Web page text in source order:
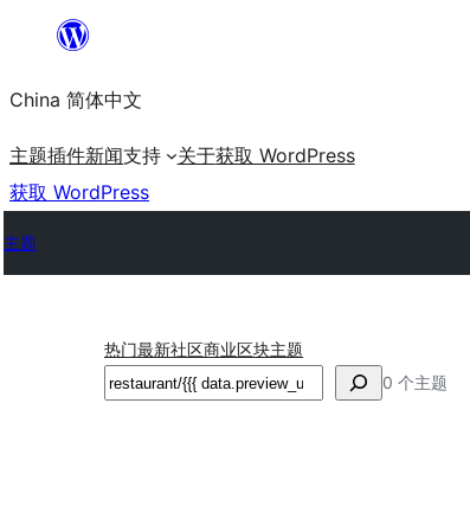
内
容
China 简体中文
主题插件新闻支持 关于获取 WordPress
获取 WordPress
主题
热门最新社区商业区块主题
搜
0 个主题